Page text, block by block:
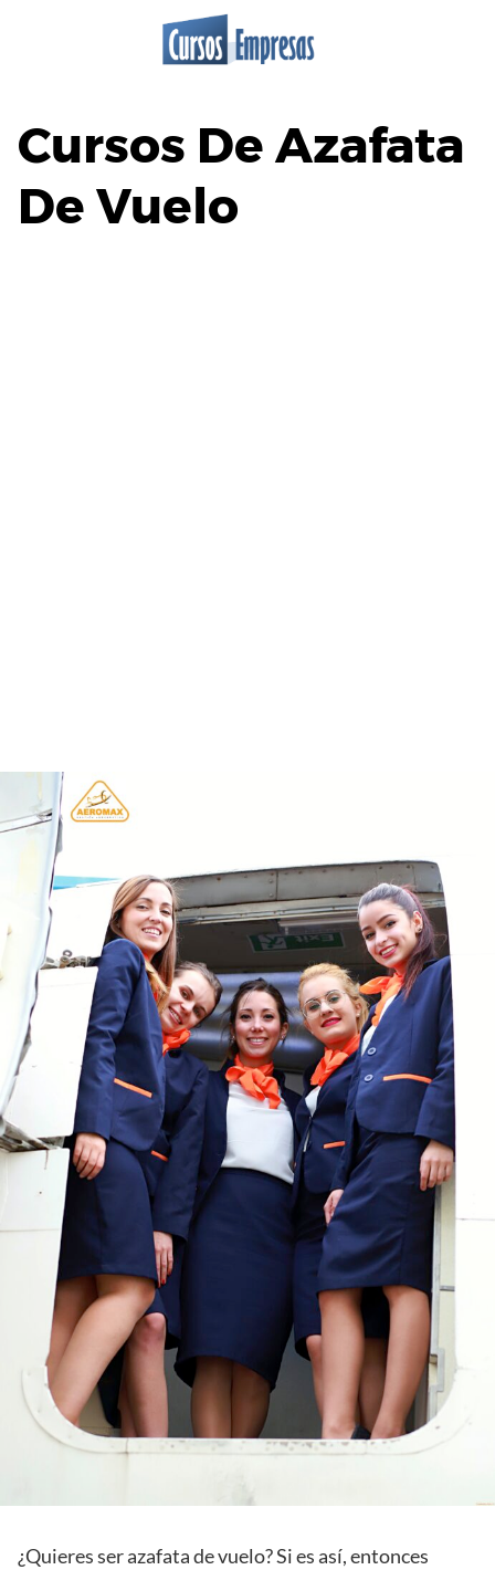
Cursos De Azafata
De Vuelo
¿Quieres ser azafata de vuelo? Si es así, entonces